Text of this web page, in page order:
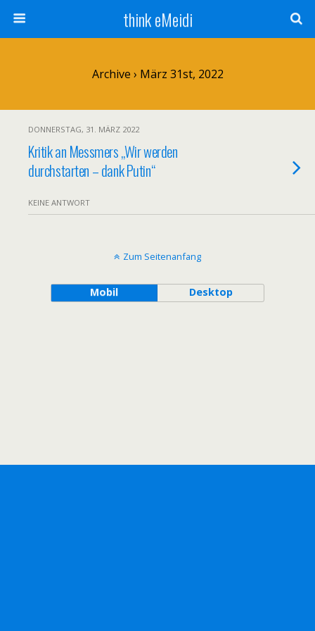
think eMeidi
Archive › März 31st, 2022
DONNERSTAG, 31. MÄRZ 2022
Kritik an Messmers „Wir werden
durchstarten – dank Putin“
KEINE ANTWORT
Zum Seitenanfang
Mobil Desktop